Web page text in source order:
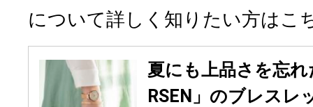
について詳しく知りたい方はこ
夏にも上品さを忘
RSEN」のブレスレ